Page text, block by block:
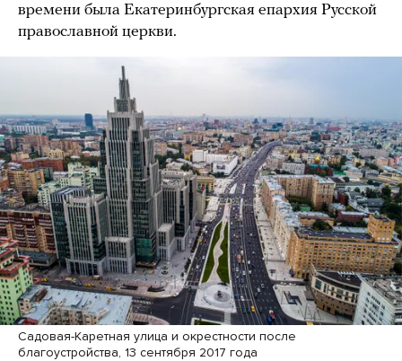
времени была Екатеринбургская епархия Русской
православной церкви.
Садовая-Каретная улица и окрестности после
благоустройства, 13 сентября 2017 года